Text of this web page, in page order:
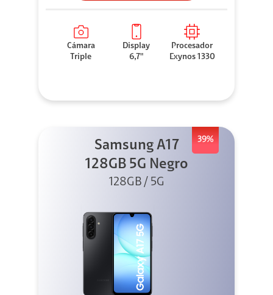
Cámara
Triple
Display
6,7"
Procesador
Exynos 1330
39%
Samsung A17
128GB 5G Negro
128GB / 5G